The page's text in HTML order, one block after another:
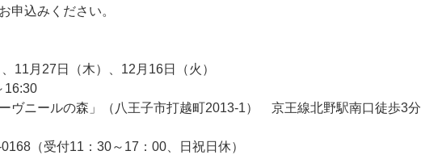
申込みください。
11月27日（木）、12月16日（火）
16:30
ヴニールの森」（八王子市打越町2013-1） 京王線北野駅南口徒歩3分
（受付11：30～17：00、日祝日休）